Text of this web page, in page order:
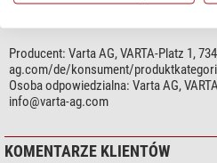
mogą być szkodliwe dla środowiska
Zużyte baterie i akumulatory można
zapomnieć o opłaceniu przesyłki)
miejscu (np. w sklepie, w gminnym
Znak z przekreśloną pojemnikiem na
komunalnymi.
Pod tym znakiem znajdują się
Producent: Varta AG, VARTA-Platz 1,
ag.com/de/konsument/
Osoba odpowiedzialna: Varta AG,
info@varta-ag.com
KOMENTARZE KLIENTÓW